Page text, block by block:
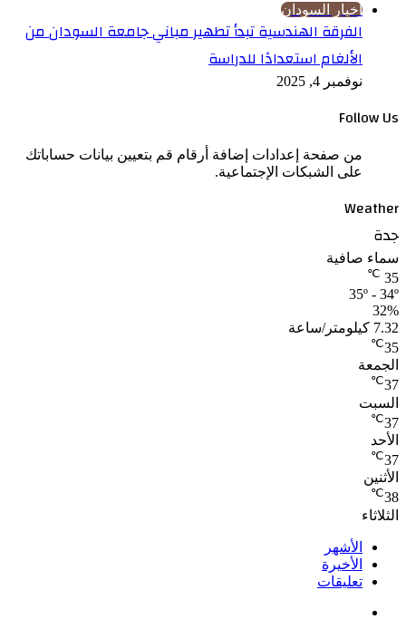
اخبار السودان
الفرقة الهندسية تبدأ تطهير مباني جامعة السودان من
الألغام استعدادًا للدراسة
نوفمبر 4, 2025
Follow Us
من صفحة إعدادات إضافة أرقام قم بتعيين بيانات حساباتك
على الشبكات الإجتماعية.
Weather
جدة
سماء صافية
35
℃
35º - 34º
32%
7.32 كيلومتر/ساعة
35
℃
الجمعة
37
℃
السبت
37
℃
الأحد
37
℃
الأثنين
38
℃
الثلاثاء
الأشهر
الأخيرة
تعليقات